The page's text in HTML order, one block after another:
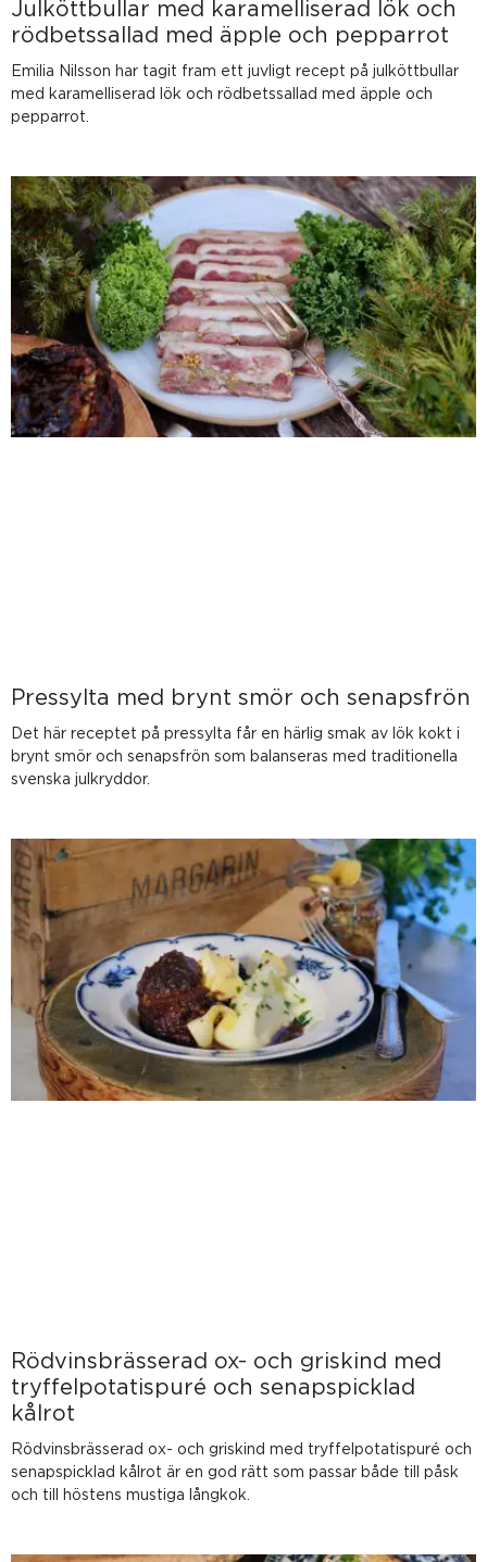
Julköttbullar med karamelliserad lök och
rödbetssallad med äpple och pepparrot
Emilia Nilsson har tagit fram ett juvligt recept på julköttbullar
med karamelliserad lök och rödbetssallad med äpple och
pepparrot.
Pressylta med brynt smör och senapsfrön
Det här receptet på pressylta får en härlig smak av lök kokt i
brynt smör och senapsfrön som balanseras med traditionella
svenska julkryddor.
Rödvinsbrässerad ox- och griskind med
tryffelpotatispuré och senapspicklad
kålrot
Rödvinsbrässerad ox- och griskind med tryffelpotatispuré och
senapspicklad kålrot är en god rätt som passar både till påsk
och till höstens mustiga långkok.